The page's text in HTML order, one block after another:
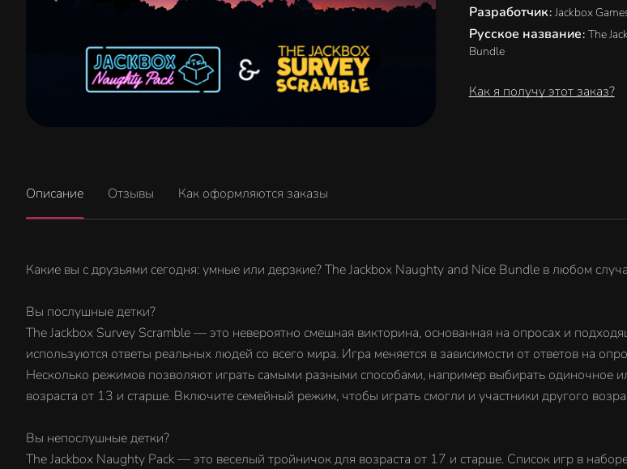
Разработчик: Jackbox
Русское название: The
Bundle
Как я получу этот заказ?
Описание Отзывы Как оформляются заказы
Какие вы с друзьями сегодня: умные или дерзкие? The Jackbox Naughty and Nice Bundle в любом
Вы послушные детки?
The Jackbox Survey Scramble — это невероятно смешная викторина, основанная на опросах и
используются ответы реальных людей со всего мира. Игра меняется в зависимости от ответов на
Несколько режимов позволяют играть самыми разными способами, например выбирать одиночное
возраста от 13 и старше. Включите семейный режим, чтобы играть смогли и участники другого
Вы непослушные детки?
The Jackbox Naughty Pack — это веселый тройничок для возраста от 17 и старше. Список игр в